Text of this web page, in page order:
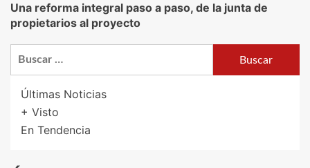
Una reforma integral paso a paso, de la junta de
propietarios al proyecto
Últimas Noticias
+ Visto
En Tendencia